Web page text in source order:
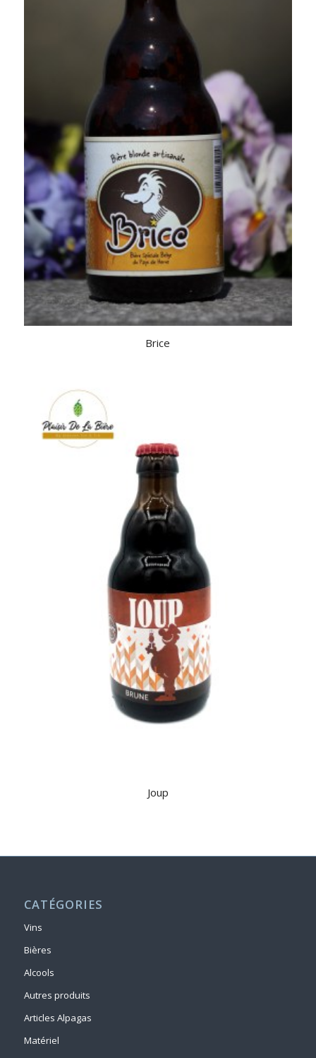
Brice
Joup
CATÉGORIES
Vins
Bières
Alcools
Autres produits
Articles Alpagas
Matériel